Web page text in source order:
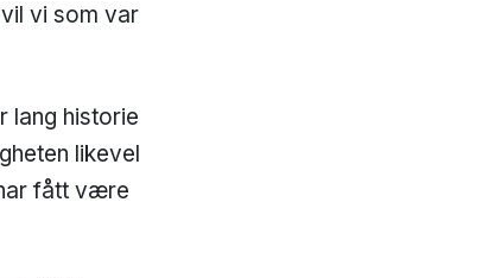
vi som var
lang historie
likevel
fått være